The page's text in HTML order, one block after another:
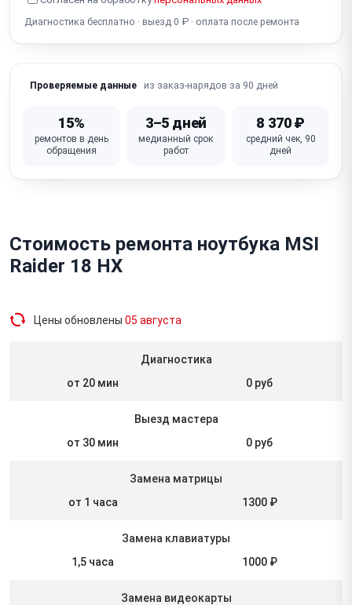
Разбит экран
Диагностика бесплатно · выезд 0 ₽ · оплата после ремонта
Проверяемые данные из заказ-нарядов за 90 дней
15%
ремонтов в день
обращения
3–5 дней
медианный срок
работ
8 370 ₽
средний чек, 90
дней
Стоимость ремонта ноутбука MSI
Raider 18 HX
Цены обновлены 05 августа
Диагностика
от 20 мин
0 руб
Выезд мастера
от 30 мин
0 руб
Замена матрицы
от 1 часа
1300 ₽
Замена клавиатуры
1,5 часа
1000 ₽
Замена видеокарты